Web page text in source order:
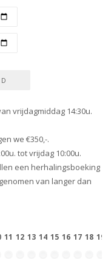
vrijdagmiddag 14:30u.
we €350,-.
tot vrijdag 10:00u.
een herhalingsboeking
van langer dan
11 12 13 14 15 16 17 18 19